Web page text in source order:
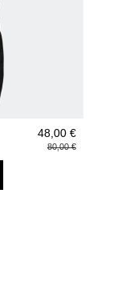
48,00 €
80,00 €